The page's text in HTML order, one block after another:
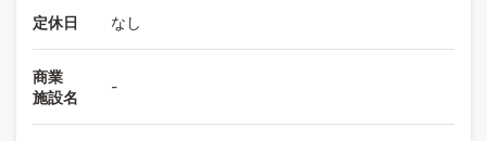
定休日 なし
商業
施設名
-